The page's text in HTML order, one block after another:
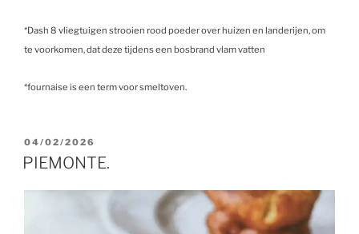
*Dash 8 vliegtuigen strooien rood poeder over huizen en landerijen, om
te voorkomen, dat deze tijdens een bosbrand vlam vatten
*fournaise is een term voor smeltoven.
GEPLAATST
OP
04/02/2026
PIEMONTE.